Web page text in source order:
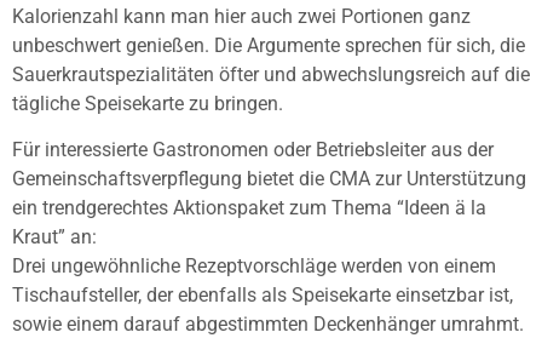
Kalorienzahl kann man hier auch zwei Portionen ganz
unbeschwert genießen. Die Argumente sprechen für sich, die
Sauerkrautspezialitäten öfter und abwechslungsreich auf die
tägliche Speisekarte zu bringen.
Für interessierte Gastronomen oder Betriebsleiter aus der
Gemeinschaftsverpflegung bietet die CMA zur Unterstützung
ein trendgerechtes Aktionspaket zum Thema “Ideen ä la
Kraut” an:
Drei ungewöhnliche Rezeptvorschläge werden von einem
Tischaufsteller, der ebenfalls als Speisekarte einsetzbar ist,
sowie einem darauf abgestimmten Deckenhänger umrahmt.